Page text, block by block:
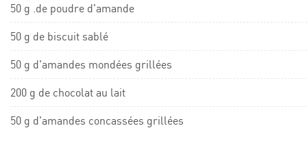
50 g .de poudre d'amande
50 g de biscuit sablé
50 g d'amandes mondées grillées
200 g de chocolat au lait
50 g d'amandes concassées grillées